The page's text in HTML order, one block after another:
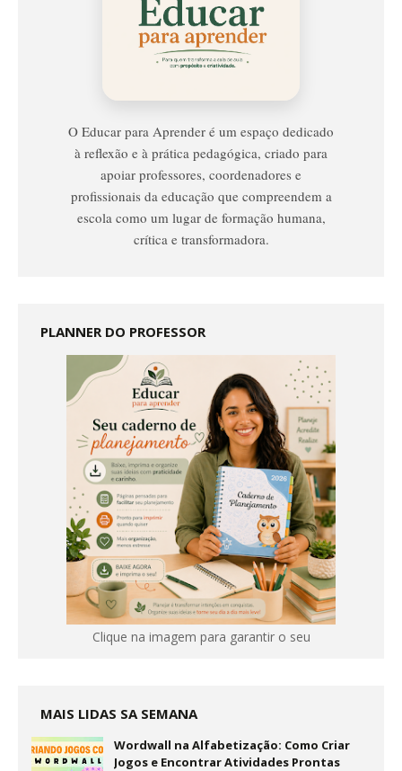
Educar
Para
O Educar para Aprender é um espaço dedicado
à reflexão e à prática pedagógica, criado para
apoiar professores, coordenadores e
profissionais da educação que compreendem a
escola como um lugar de formação humana,
crítica e transformadora.
PLANNER DO PROFESSOR
Clique na imagem para garantir o seu
MAIS LIDAS SA SEMANA
Wordwall na Alfabetização: Como Criar
Jogos e Encontrar Atividades Prontas